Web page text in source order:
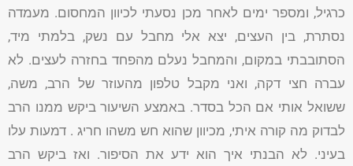
כרגיל, ומספר ימים לאחר מכן נסעתי לכיוון המחסום. מעמדה
נסתרת, בין העצים, יצא אלי מחבל עם נשק, בלמתי מיד,
הסתובבתי במקום, והמחבל נעלם מהפחד בחזרה לעצים. לא
עברה חצי דקה, ואני מקבל טלפון מהעוזר של הרב, משה,
ששואל אותי אם הכל בסדר. באמצע השיעור ביקש ממנו הרב
לבדוק מה קורה איתי, מכיוון שהוא חש משהו חריג . דמעות עלו
בעיני. לא הבנתי איך הוא ידע את הסיפור. ואז ביקש הרב